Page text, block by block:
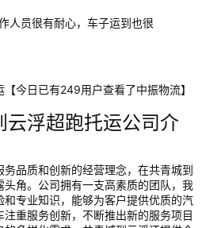
人员很有耐心，车子运到也很
今日已有249用户查看了中振物流】
云浮超跑托运公司介
务品质和创新的经营理念，在共青城到
头角。公司拥有一支高素质的团队，我
和专业知识，能够为客户提供优质的汽
重服务创新，不断推出新的服务项目